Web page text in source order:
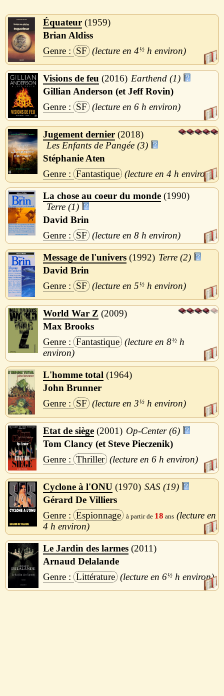
Équateur 1959
Brian Aldiss
SF
4½ h
Visions de feu 2016
Earthend (1)
Gillian Anderson (et Jeff Rovin)
SF
6 h
Jugement dernier 2018
Les Enfants de Pangée (3)
Stéphanie Aten
Fantastique
4 h
La chose au coeur du monde 1990
Terre (1)
David Brin
SF
8 h
Message de l'univers 1992
Terre (2)
David Brin
SF
5½ h
World War Z
2009
Max Brooks
Fantastique
8½ h
L'homme total
1964
John Brunner
SF
3½ h
Etat de siège 2001
Op-Center (6)
Tom Clancy (et Steve Pieczenik)
Thriller
6 h
Cyclone à l'ONU 1970
SAS (19)
Gérard De Villiers
Espionnage
18
4 h
Le Jardin des larmes 2011
Arnaud Delalande
Littérature
6½ h